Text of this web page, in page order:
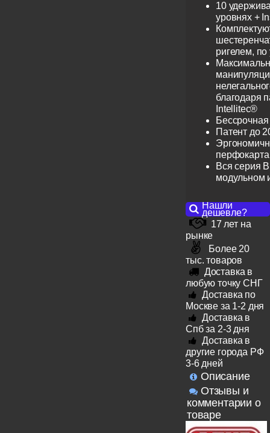
10
уровнях +
ригелем,
благодаря
Intellitec®
Патент до
перфокарта
Вся серия
модульном
Нашли
дешевле?
17 лет на
рынке
Более 20
тыс. товаров
Доставка в
любую точку СНГ
Доставка по
Москве за 1-2 дня
Доставка в
Спб за 2-3 дня
Доставка в
другие города РФ
3-6 дней
Описание
Отзывы и
комментарии о
товаре